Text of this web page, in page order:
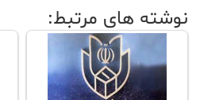
هنری
نوشته های مرتبط: